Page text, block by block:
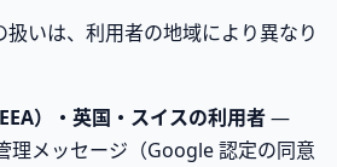
いは、利用者の地域により異なり
）・英国・スイスの利用者—
理メッセージ（Google 認定の同意